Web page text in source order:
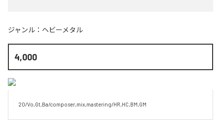
ジャンル： ヘビーメタル
4,000
20/Vo,Gt,Ba/composer,mix,mastering/HR,HC,BM,GM